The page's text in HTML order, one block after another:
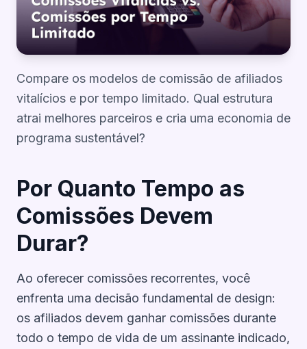
Compare os modelos de comissão de afiliados
vitalícios e por tempo limitado. Qual estrutura
atrai melhores parceiros e cria uma economia de
programa sustentável?
Por Quanto Tempo as
Comissões Devem
Durar?
Ao oferecer comissões recorrentes, você
enfrenta uma decisão fundamental de design:
os afiliados devem ganhar comissões durante
todo o tempo de vida de um assinante indicado,